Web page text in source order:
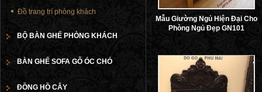
Mẫu Giường Ngủ Hiện Đại Cho
Phòng Ngủ Đẹp GN101
Đồ trang trí phòng khách
BỘ BÀN GHẾ PHÒNG KHÁCH
BÀN GHẾ SOFA GỖ ÓC CHÓ
ĐỒNG HỒ CÂY